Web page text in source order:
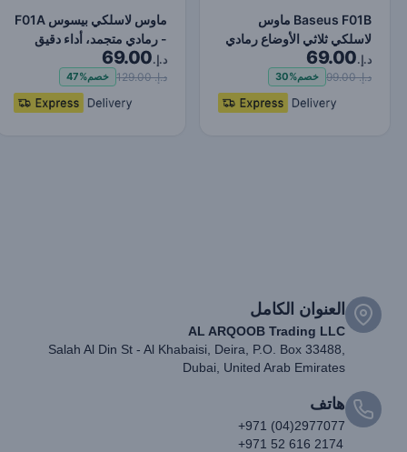
Baseus F01B ماوس
لاسلكي ثلاثي الأوضاع رمادي
بلوري
د.إ.69.00
د.إ. 99.00 خصم30%
ماوس لاسلكي بيسوس F01A
- رمادي متجمد، أداء دقيق
ومريح
د.إ.69.00
د.إ. 129.00 خصم47%
العنوان الكامل
AL ARQOOB Trading LLC
Salah Al Din St - Al Khabaisi, Deira, P.O. Box 33488,
Dubai, United Arab Emirates
هاتف
+971 (04)2977077
+971 52 616 2174